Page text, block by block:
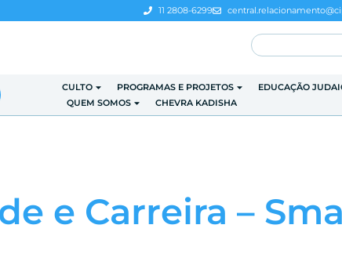
11 2808-6299
CULTO PROGRAMAS E PROJETOS EDUCAÇÃO
QUEM SOMOS
CHEVRA KADISHA
e Carreira –